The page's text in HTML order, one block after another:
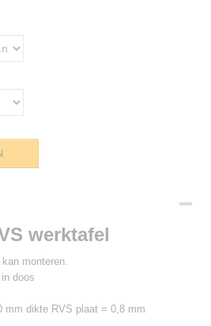
werktafel
monteren.
doos
dikte RVS plaat = 0,8 mm